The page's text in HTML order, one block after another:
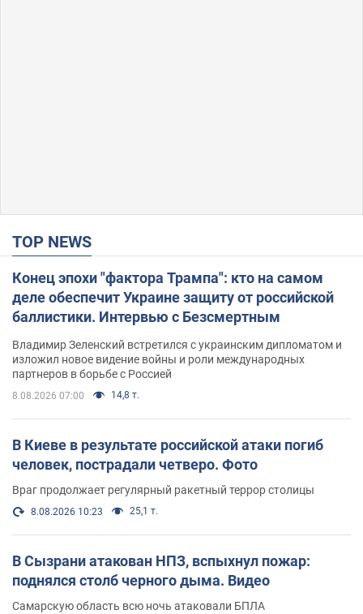
TOP NEWS
Конец эпохи "фактора Трампа": кто на самом
деле обеспечит Украине защиту от российской
баллистики. Интервью с Безсмертным
Владимир Зеленский встретился с украинским дипломатом и
изложил новое видение войны и роли международных
партнеров в борьбе с Россией
8.08.2026 07:00 14,8 т.
В Киеве в результате российской атаки погиб
человек, пострадали четверо. Фото
Враг продолжает регулярный ракетный террор столицы
8.08.2026 10:23 25,1 т.
В Сызрани атакован НПЗ, вспыхнул пожар:
поднялся столб черного дыма. Видео
Самарскую область всю ночь атаковали БПЛА